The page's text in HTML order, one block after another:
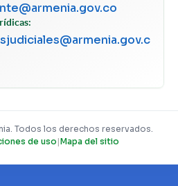
Todos los derechos reservados.
de uso |Mapa del sitio